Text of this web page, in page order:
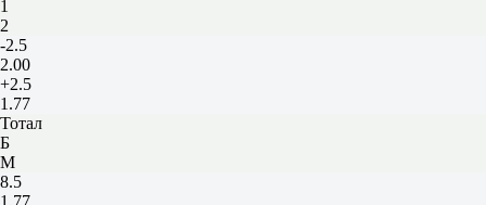
1
2
-2.5
2.00
+2.5
1.77
Тотал
Б
М
8.5
1.77